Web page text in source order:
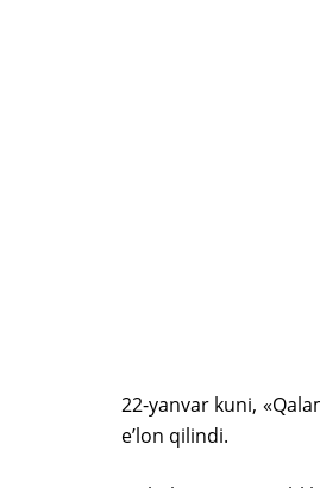
22-yanvar kuni,
e’lon qilindi.